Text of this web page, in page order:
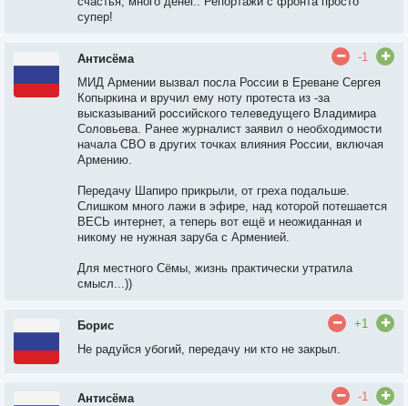
супер!
Антисёма
-1
МИД Армении вызвал посла России в Ереване Сергея
Копыркина и вручил ему ноту протеста из ‑за
высказываний российского телеведущего Владимира
Соловьева. Ранее журналист заявил о необходимости
начала СВО в других точках влияния России, включая
Армению.
Передачу Шапиро прикрыли, от греха подальше.
Слишком много лажи в эфире, над которой потешается
ВЕСЬ интернет, а теперь вот ещё и неожиданная и
никому не нужная заруба с Арменией.
Для местного Сёмы, жизнь практически утратила
смысл...))
Борис
+1
Не радуйся убогий, передачу ни кто не закрыл.
Антисёма
-1